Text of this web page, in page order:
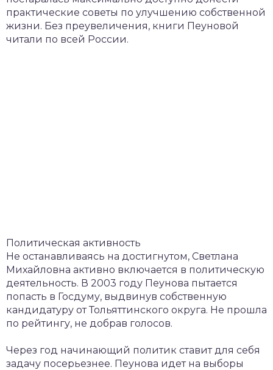
практические советы по улучшению собственной
жизни. Без преувеличения, книги Пеуновой
читали по всей России.
Политическая активность
Не останавливаясь на достигнутом, Светлана
Михайловна активно включается в политическую
деятельность. В 2003 году Пеунова пытается
попасть в Госдуму, выдвинув собственную
кандидатуру от Тольяттинского округа. Не прошла
по рейтингу, не добрав голосов.
Через год начинающий политик ставит для себя
задачу посерьезнее. Пеунова идет на выборы